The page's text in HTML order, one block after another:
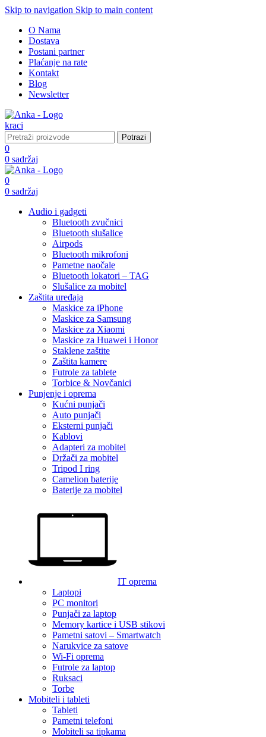
Skip to navigation Skip to main content
O Nama
Dostava
Postani partner
Plaćanje na rate
Kontakt
Blog
Newsletter
Potrazi
0
0 sadržaj
0
0 sadržaj
Audio i gadgeti
Bluetooth zvučnici
Bluetooth slušalice
Airpods
Bluetooth mikrofoni
Pametne naočale
Bluetooth lokatori – TAG
Slušalice za mobitel
Zaštita uređaja
Maskice za iPhone
Maskice za Samsung
Maskice za Xiaomi
Maskice za Huawei i Honor
Staklene zaštite
Zaštita kamere
Futrole za tablete
Torbice & Novčanici
Punjenje i oprema
Kućni punjači
Auto punjači
Eksterni punjači
Kablovi
Adapteri za mobitel
Držači za mobitel
Tripod I ring
Camelion baterije
Baterije za mobitel
IT oprema
Laptopi
PC monitori
Punjači za laptop
Memory kartice i USB stikovi
Pametni satovi – Smartwatch
Narukvice za satove
Wi-Fi oprema
Futrole za laptop
Ruksaci
Torbe
Mobiteli i tableti
Tableti
Pametni telefoni
Mobiteli sa tipkama